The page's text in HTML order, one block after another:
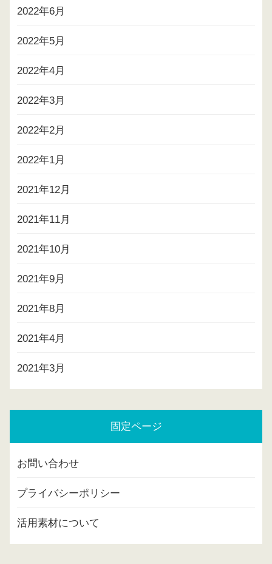
2022年6月
2022年5月
2022年4月
2022年3月
2022年2月
2022年1月
2021年12月
2021年11月
2021年10月
2021年9月
2021年8月
2021年4月
2021年3月
固定ページ
お問い合わせ
プライバシーポリシー
活用素材について